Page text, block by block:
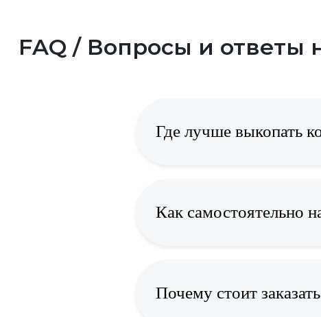
FAQ / Вопросы и ответы
Где лучше выкопать
Как самостоятельно
Почему стоит